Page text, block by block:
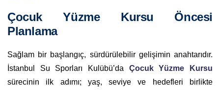
Çocuk Yüzme Kursu Öncesi
Planlama
Sağlam bir başlangıç, sürdürülebilir gelişimin anahtarıdır.
İstanbul Su Sporları Kulübü’da Çocuk Yüzme Kursu
sürecinin ilk adımı; yaş, seviye ve hedefleri birlikte